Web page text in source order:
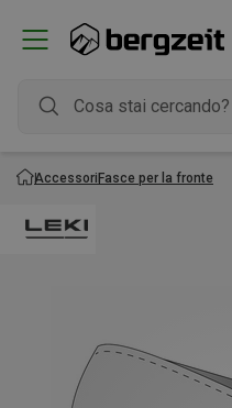
AccessoriFasce per la fronte